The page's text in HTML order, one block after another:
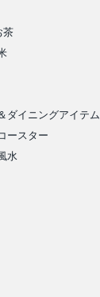
茶
ダイニングアイテム
ースター
水